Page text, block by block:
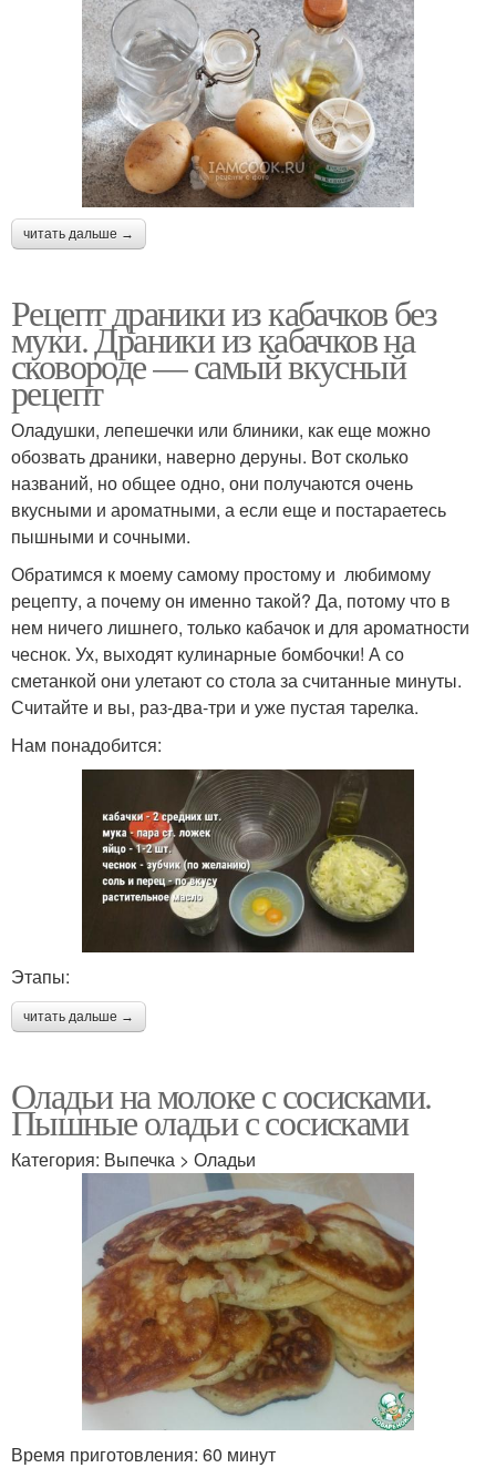
читать дальше →
Рецепт драники из кабачков без
муки. Драники из кабачков на
сковороде — самый вкусный
рецепт
Оладушки, лепешечки или блиники, как еще можно
обозвать драники, наверно деруны. Вот сколько
названий, но общее одно, они получаются очень
вкусными и ароматными, а если еще и постараетесь
пышными и сочными.
Обратимся к моему самому простому и любимому
рецепту, а почему он именно такой? Да, потому что в
нем ничего лишнего, только кабачок и для ароматности
чеснок. Ух, выходят кулинарные бомбочки! А со
сметанкой они улетают со стола за считанные минуты.
Считайте и вы, раз-два-три и уже пустая тарелка.
Нам понадобится:
Этапы:
читать дальше →
Оладьи на молоке с сосисками.
Пышные оладьи с сосисками
Категория: Выпечка > Оладьи
Время приготовления: 60 минут